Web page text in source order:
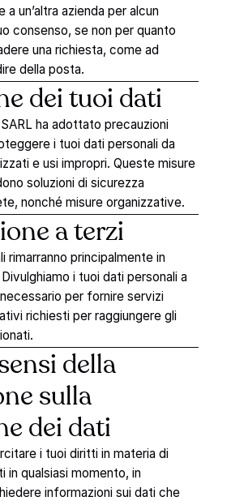
un’altra azienda per alcun
consenso, se non per quanto
una richiesta, come ad
della posta.
dei tuoi dati
ha adottato precauzioni
i tuoi dati personali da
e usi impropri. Queste misure
soluzioni di sicurezza
nonché misure organizzative.
a terzi
rimarranno principalmente in
i tuoi dati personali a
per fornire servizi
richiesti per raggiungere gli
della
sulla
dei dati
i tuoi diritti in materia di
in qualsiasi momento, in
informazioni sui dati che